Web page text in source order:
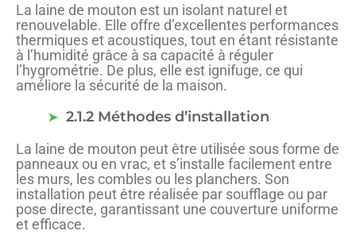
La laine de mouton est un isolant naturel et
renouvelable. Elle offre d’excellentes performances
thermiques et acoustiques, tout en étant résistante
à l’humidité grâce à sa capacité à réguler
l’hygrométrie. De plus, elle est ignifuge, ce qui
améliore la sécurité de la maison.
2.1.2 Méthodes d’installation
La laine de mouton peut être utilisée sous forme de
panneaux ou en vrac, et s’installe facilement entre
les murs, les combles ou les planchers. Son
installation peut être réalisée par soufflage ou par
pose directe, garantissant une couverture uniforme
et efficace.